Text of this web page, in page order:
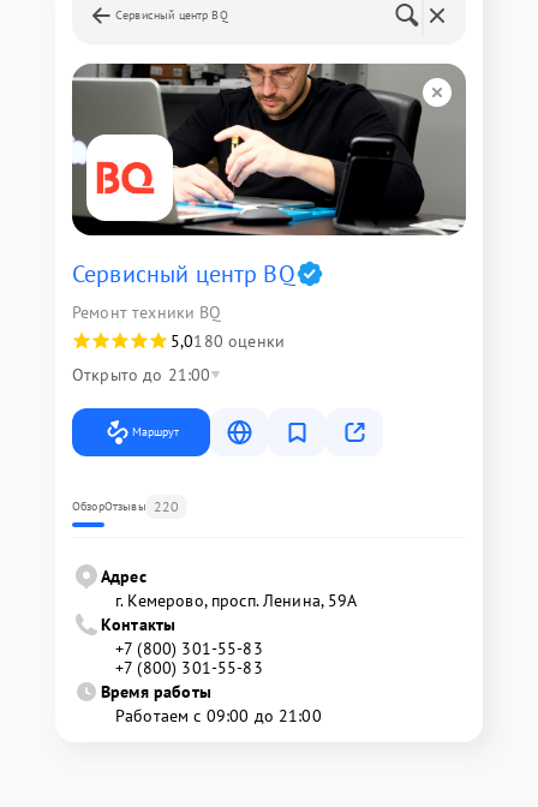
Сервисный центр BQ
Сервисный центр BQ
Ремонт техники BQ
5,0180 оценки
Открыто до 21:00
Маршрут
ОбзорОтзывы 220
Адрес
г. Кемерово, просп. Ленина, 59А
Контакты
+7 (800) 301-55-83
+7 (800) 301-55-83
Время работы
Работаем с 09:00 до 21:00